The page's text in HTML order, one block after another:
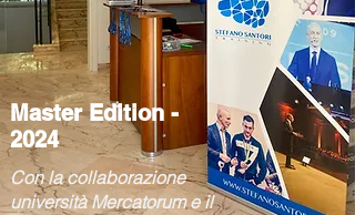
Master Edition -
2024
Con la collaborazione
università Mercatorum e il